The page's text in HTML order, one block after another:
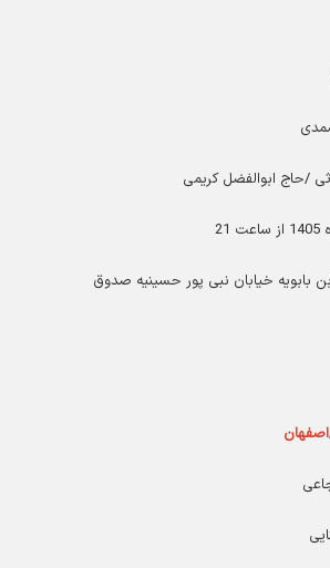
/حاج ابوالفضل کریمی
بابویه خیابان نبی پور حسینیه صدوق